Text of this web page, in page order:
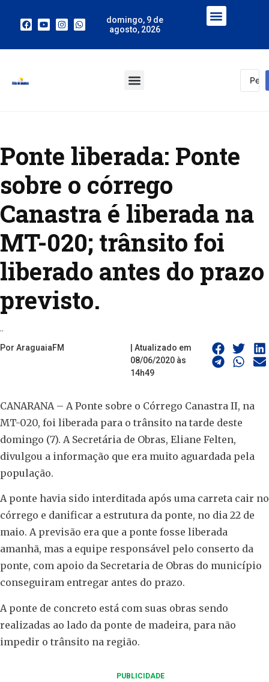
domingo, 9 de
agosto, 2026
Ponte liberada: Ponte
sobre o córrego
Canastra é liberada na
MT-020; trânsito foi
liberado antes do prazo
previsto.
..
Por AraguaiaFM
| Atualizado em
08/06/2020 às
14h49
CANARANA – A Ponte sobre o Córrego Canastra II, na
MT-020, foi liberada para o trânsito na tarde deste
domingo (7). A Secretária de Obras, Eliane Felten,
divulgou a informação que era muito aguardada pela
população.
A ponte havia sido interditada após uma carreta cair no
córrego e danificar a estrutura da ponte, no dia 22 de
maio. A previsão era que a ponte fosse liberada
amanhã, mas a equipe responsável pelo conserto da
ponte, com apoio da Secretaria de Obras do município
conseguiram entregar antes do prazo.
A ponte de concreto está com suas obras sendo
realizadas ao lado da ponte de madeira, para não
impedir o trânsito na região.
PUBLICIDADE